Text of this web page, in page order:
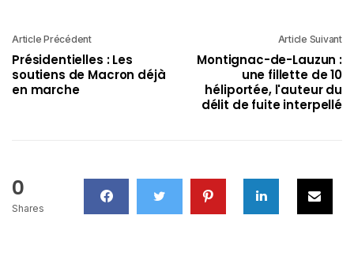
Article Précédent
Présidentielles : Les
soutiens de Macron déjà
en marche
Article Suivant
Montignac-de-Lauzun :
une fillette de 10
héliportée, l'auteur du
délit de fuite interpellé
0
Shares